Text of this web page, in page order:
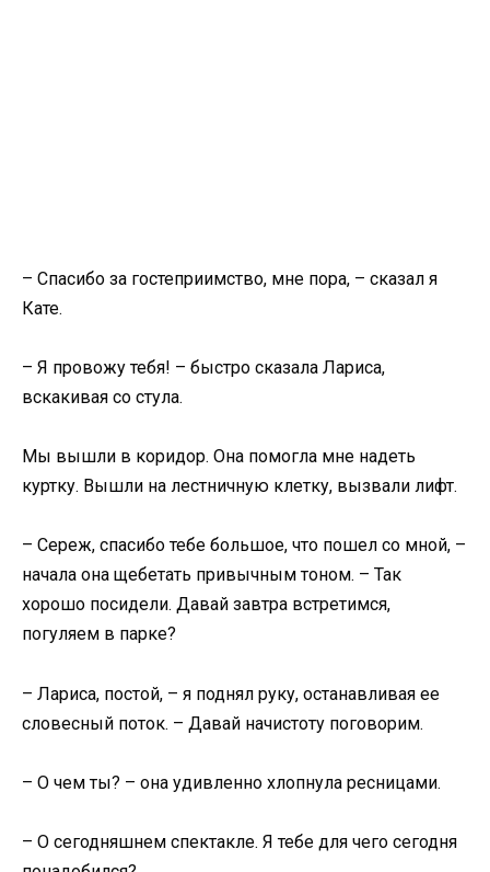
– Спасибо за гостеприимство, мне пора, – сказал я
Кате.
– Я провожу тебя! – быстро сказала Лариса,
вскакивая со стула.
Мы вышли в коридор. Она помогла мне надеть
куртку. Вышли на лестничную клетку, вызвали лифт.
– Сереж, спасибо тебе большое, что пошел со мной, –
начала она щебетать привычным тоном. – Так
хорошо посидели. Давай завтра встретимся,
погуляем в парке?
– Лариса, постой, – я поднял руку, останавливая ее
словесный поток. – Давай начистоту поговорим.
– О чем ты? – она удивленно хлопнула ресницами.
– О сегодняшнем спектакле. Я тебе для чего сегодня